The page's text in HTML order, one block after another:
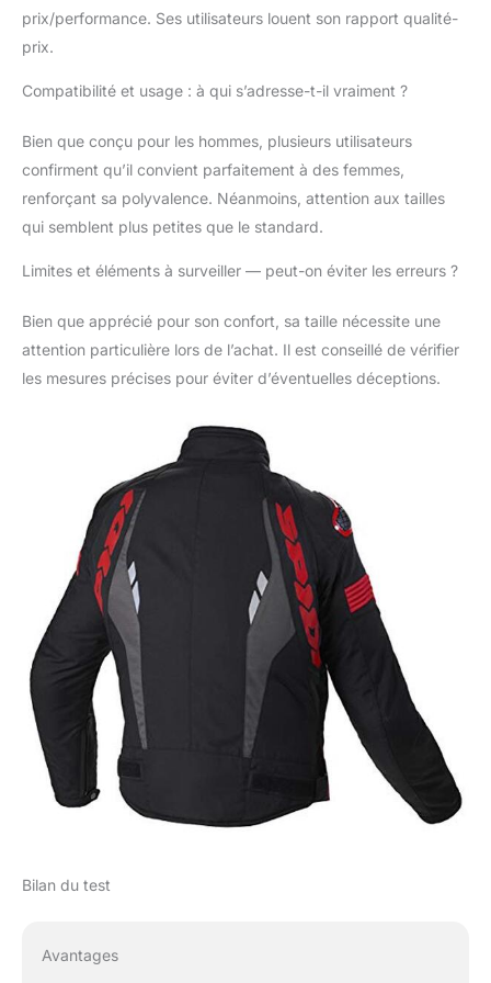
pour attacher la veste
assemble la veste et le
réglable au niveau de la
taille -protections
certifiées CE amovibles
force Tech en 1621- 1:
2012 épaules et
pour doublure
imperméable
prix/performance. Ses utilisateurs louent son rapport qualité-
prix.
Compatibilité et usage : à qui s’adresse-t-il vraiment ?
Bien que conçu pour les hommes, plusieurs utilisateurs
confirment qu’il convient parfaitement à des femmes,
renforçant sa polyvalence. Néanmoins, attention aux tailles
qui semblent plus petites que le standard.
Limites et éléments à surveiller — peut-on éviter les erreurs ?
Bien que apprécié pour son confort, sa taille nécessite une
attention particulière lors de l’achat. Il est conseillé de vérifier
les mesures précises pour éviter d’éventuelles déceptions.
Bilan du test
Avantages